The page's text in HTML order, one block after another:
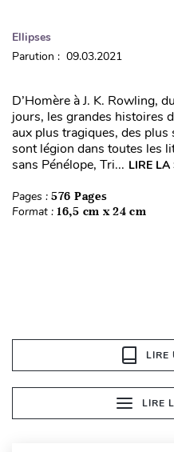
Ellipses
Parution : 09.03.2021
D’Homère à J. K. Rowling,
jours, les grandes histoires
aux plus tragiques, des
sont légion dans toutes les
sans Pénélope, Tri... LIRE LA
Pages : 576 Pages
Format : 16,5 cm x 24 cm
LIRE
LIRE